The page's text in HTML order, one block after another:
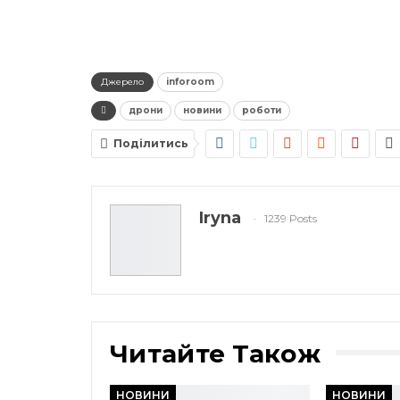
Джерело inforoom
дрони новини роботи
Поділитись
Iryna 1239 Posts
Читайте Також
НОВИНИ НОВИНИ